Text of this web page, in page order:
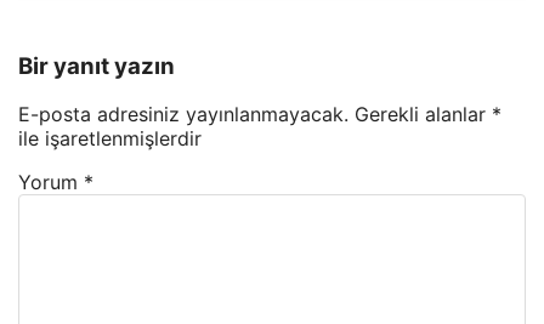
Bir yanıt yazın
E-posta adresiniz yayınlanmayacak. Gerekli alanlar *
ile işaretlenmişlerdir
Yorum *